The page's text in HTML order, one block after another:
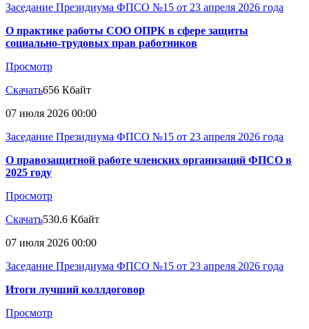
Заседание Президиума ФПСО №15 от 23 апреля 2026 года
О практике работы СОО ОПРК в сфере защиты
социально-трудовых прав работников
Просмотр
Скачать656 Кбайт
07 июля 2026 00:00
Заседание Президиума ФПСО №15 от 23 апреля 2026 года
О правозащитной работе членских организаций ФПСО в
2025 году
Просмотр
Скачать530.6 Кбайт
07 июля 2026 00:00
Заседание Президиума ФПСО №15 от 23 апреля 2026 года
Итоги лучший коллдоговор
Просмотр